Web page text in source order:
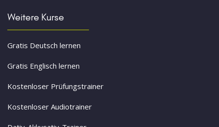
Weitere Kurse
Gratis Deutsch lernen
Gratis Englisch lernen
Kostenloser Prüfungstrainer
Kostenloser Audiotrainer